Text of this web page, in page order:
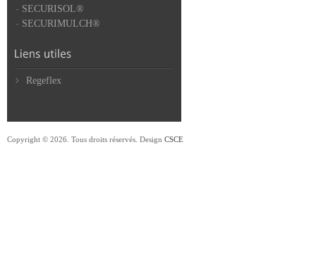
- SECURISOL®
- SECURIMULCH®
Regeflex
Copyright © 2026. Tous droits réservés. Design CSCE